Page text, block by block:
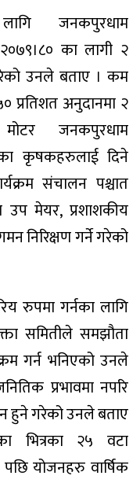
जनकपुरधाम
का लागी २
उनले बताए । कम
प्रतिशत अनुदानमा २
जनकपुरधाम
कृषकहरुलाई दिने
संचालन पश्चात
उप मेयर, प्रशाशकीय
निरिक्षण गर्ने गरेको
रुपमा गर्नका लागि
समितीले समझौता
गर्न भनिएको उनले
प्रभावमा नपरि
हुने गरेको उनले बताए
भित्रका २५ वटा
योजनहरु वार्षिक